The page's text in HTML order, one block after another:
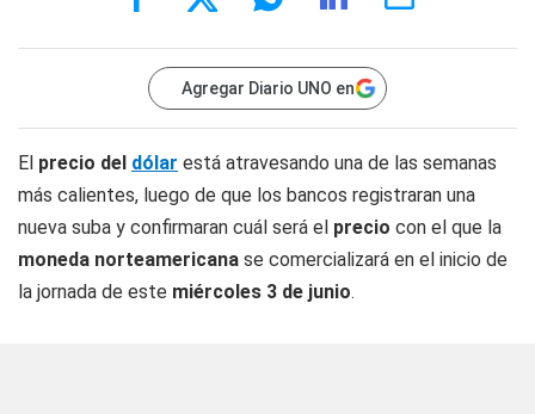
Agregar Diario UNO en
El precio del dólar está atravesando una de las semanas
más calientes, luego de que los bancos registraran una
nueva suba y confirmaran cuál será el precio con el que la
moneda norteamericana se comercializará en el inicio de
la jornada de este miércoles 3 de junio.